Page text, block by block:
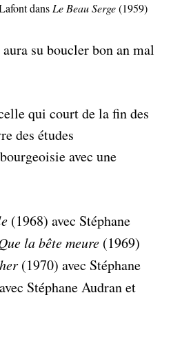
dans Le Beau Serge(1959)
su boucler bon an mal
qui court de la fin des
des études
avec une
(1968) avec Stéphane
la bête meure (1969)
(1970) avec Stéphane
Stéphane Audran et